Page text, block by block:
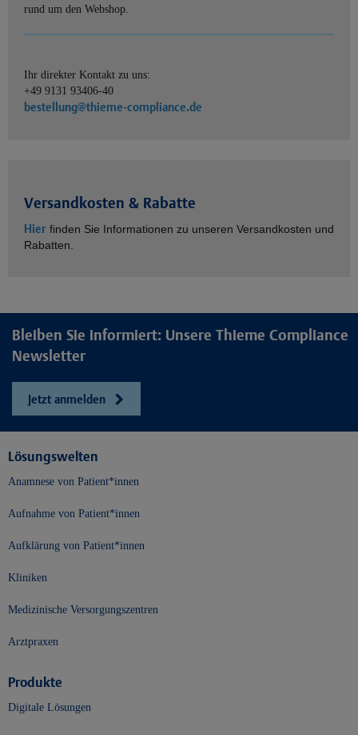
rund um den Webshop.
Ihr direkter Kontakt zu uns:
+49 9131 93406-40
bestellung@thieme-compliance.de
Versandkosten & Rabatte
Hier finden Sie Informationen zu unseren Versandkosten und
Rabatten.
Bleiben Sie informiert: Unsere Thieme Compliance
Newsletter
Jetzt anmelden
Lösungswelten
Anamnese von Patient*innen
Aufnahme von Patient*innen
Aufklärung von Patient*innen
Kliniken
Medizinische Versorgungszentren
Arztpraxen
Produkte
Digitale Lösungen